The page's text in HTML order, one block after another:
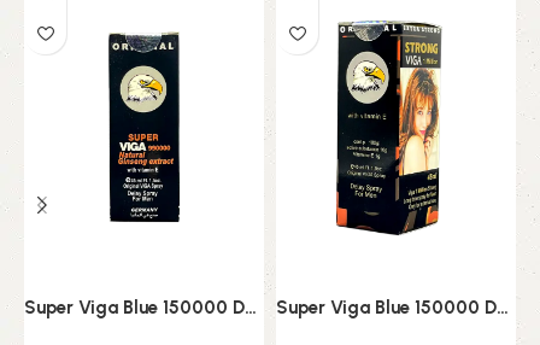
Super Viga Blue 150000 Delay Spray for Men (Copy) (Copy) Super Viga Blue 150000 Delay Spray for Men (Copy) (Copy) (Copy)